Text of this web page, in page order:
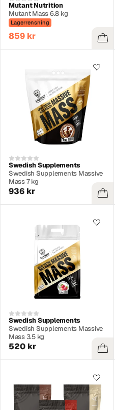
Mutant Nutrition
Mutant Mass 6.8 kg
Lagerrensning
859 kr
Swedish Supplements
Swedish Supplements Massive
Mass 7 kg
936 kr
Swedish Supplements
Swedish Supplements Massive
Mass 3.5 kg
520 kr